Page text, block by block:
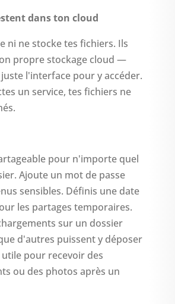
dans ton cloud
ni ne stocke tes fichiers. Ils
propre stockage cloud —
l'interface pour y accéder.
un service, tes fichiers ne
pour n'importe quel
Ajoute un mot de passe
sensibles. Définis une date
les partages temporaires.
sur un dossier
d'autres puissent y déposer
pour recevoir des
ou des photos après un